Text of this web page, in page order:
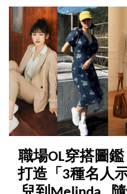
職場OL穿搭圖
打造「3種名人